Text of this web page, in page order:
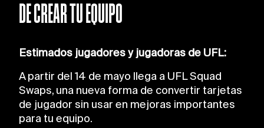
DE CREAR TU EQUIPO
Estimados jugadores y jugadoras de UFL:
A partir del 14 de mayo llega a UFL Squad
Swaps, una nueva forma de convertir tarjetas
de jugador sin usar en mejoras importantes
para tu equipo.